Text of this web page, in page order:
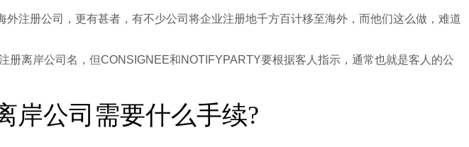
注册公司，更有甚者，有不少公司将企业注册地千方百计移至海外，而他们这么做，难道
离岸公司名，但CONSIGNEE和NOTIFYPARTY要根据客人指示，通常也就是客人的公
岸公司需要什么手续?